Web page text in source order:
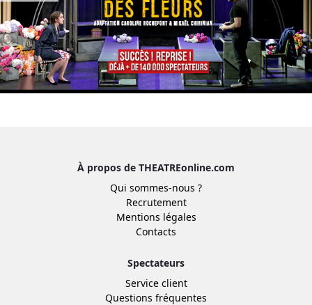
À propos de THEATREonline.com
Qui sommes-nous ?
Recrutement
Mentions légales
Contacts
Spectateurs
Service client
Questions fréquentes